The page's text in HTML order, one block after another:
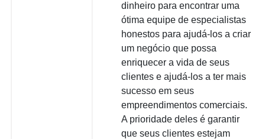
dinheiro para encontrar uma
ótima equipe de especialistas
honestos para ajudá-los a criar
um negócio que possa
enriquecer a vida de seus
clientes e ajudá-los a ter mais
sucesso em seus
empreendimentos comerciais.
A prioridade deles é garantir
que seus clientes estejam